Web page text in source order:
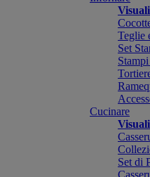
Teglie
Set
Cucinare
Set di